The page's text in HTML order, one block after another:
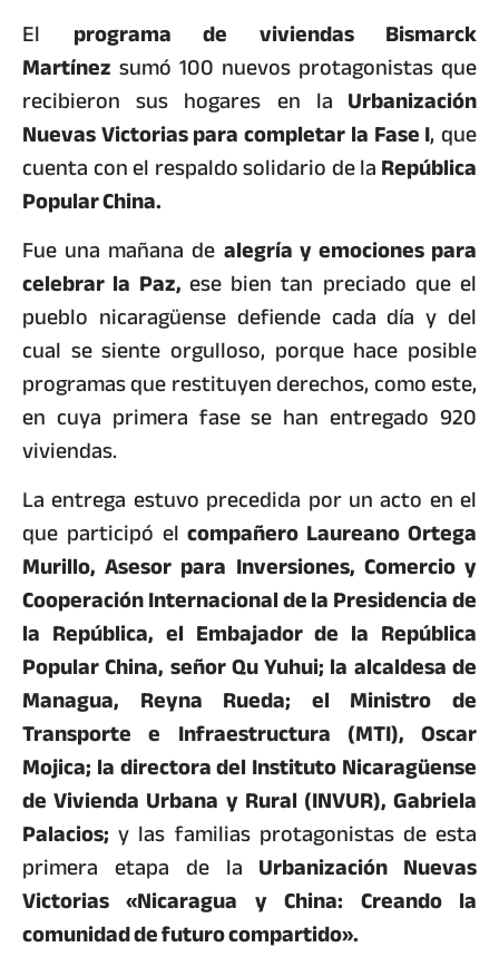
El programa de viviendas Bismarck
Martínez sumó 100 nuevos protagonistas que
recibieron sus hogares en la Urbanización
Nuevas Victorias para completar la Fase I, que
cuenta con el respaldo solidario de laRepública
Popular China.
Fue una mañana de alegría y emociones para
celebrar la Paz, ese bien tan preciado que el
pueblo nicaragüense defiende cada día y del
cual se siente orgulloso, porque hace posible
programas que restituyen derechos, como este,
en cuya primera fase se han entregado 920
viviendas.
La entrega estuvo precedida por un acto en el
que participó elcompañero Laureano Ortega
Murillo, Asesor para Inversiones, Comercio y
Cooperación Internacional de la Presidencia de
la República, el Embajador de la República
Popular China, señor Qu Yuhui; la alcaldesa de
Managua, Reyna Rueda; el Ministro de
Transporte e Infraestructura (MTI), Oscar
Mojica; la directora del Instituto Nicaragüense
de Vivienda Urbana y Rural (INVUR), Gabriela
Palacios; y las familias protagonistas de esta
primera etapa de la Urbanización Nuevas
Victorias «Nicaragua y China: Creando la
comunidad de futuro compartido».